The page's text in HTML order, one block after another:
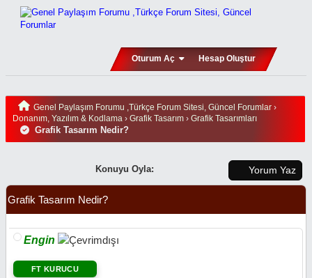
Oturum Aç Hesap Oluştur
Genel Paylaşım Forumu ,Türkçe Forum Sitesi, Güncel Forumlar ›
Donanım, Yazılım & Kodlama › Grafik Tasarım › Grafik Tasarımları
Grafik Tasarım Nedir?
Yorum Yaz
Konuyu Oyla:
Grafik Tasarım Nedir?
Engin
FT KURUCU